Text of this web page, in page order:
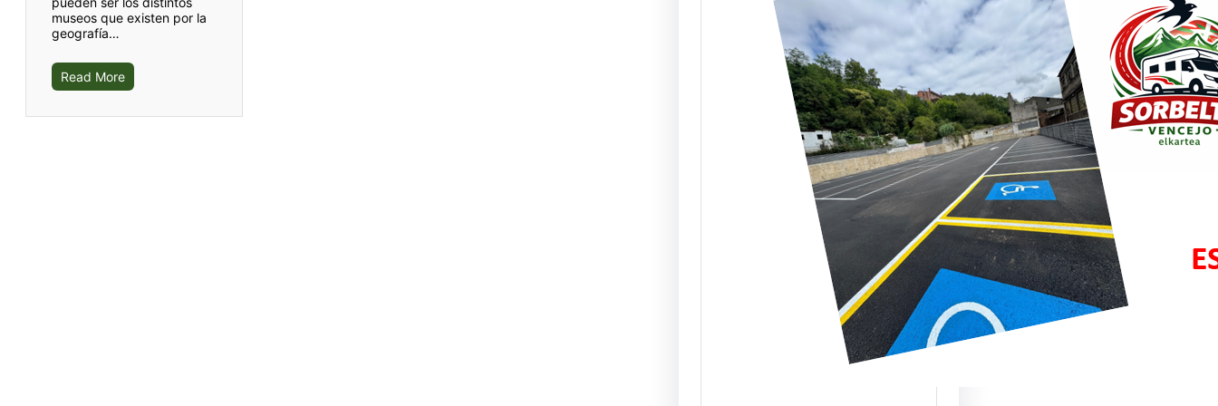
museos que existen por la
geografía…
Read More
Elgoibar y
Abaltzisketa:
nuevos puntos de
servicios para ACs
Durante este mes de
Julio, estrenamos dos
nuevas ubicaciones…